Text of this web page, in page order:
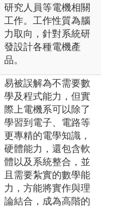
研究人員等電機相關
工作。工作性質為腦
力取向，針對系統研
發設計各種電機產
品。
易被誤解為不需要數
學及程式能力，但實
際上電機系可以除了
學習到電子、電路等
更專精的電學知識，
硬體能力，還包含軟
體以及系統整合，並
且需要紮實的數學能
力，方能將實作與理
論結合，成為高階的